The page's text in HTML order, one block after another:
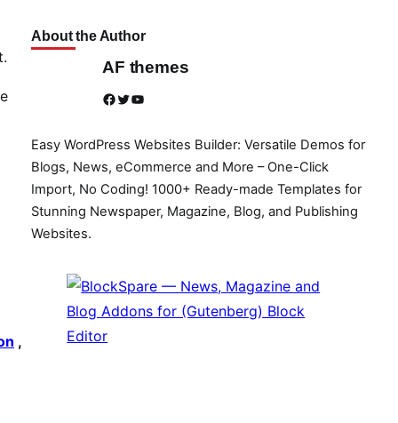
,
About the Author
AF themes
Facebook Twitter YouTube
Easy WordPress Websites Builder: Versatile Demos for
Blogs, News, eCommerce and More – One-Click
Import, No Coding! 1000+ Ready-made Templates for
Stunning Newspaper, Magazine, Blog, and Publishing
Websites.